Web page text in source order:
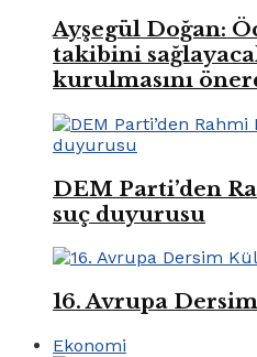
Ayşegül Doğan:
takibini
kurulmasını
DEM Parti’den
suç duyurusu
16. Avrupa
Ekonomi